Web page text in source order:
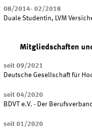
08/2014- 02/2018
Duale Studentin, LVM
Mitgliedschaften
seit 09/2021
Deutsche Gesellschaft für
seit 04/2020
BDVT e.V. - Der
seit 01/2020